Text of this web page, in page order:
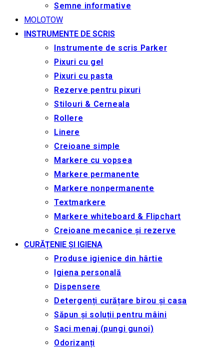
Semne informative
MOLOTOW
INSTRUMENTE DE SCRIS
Instrumente de scris Parker
Pixuri cu gel
Pixuri cu pasta
Rezerve pentru pixuri
Stilouri & Сerneala
Rollere
Linere
Creioane simple
Markere cu vopsea
Markere permanente
Markere nonpermanente
Textmarkere
Markere whiteboard & Flipchart
Creioane mecanice și rezerve
CURĂȚENIE ȘI IGIENA
Produse igienice din hârtie
Igiena personală
Dispensere
Detergenți curățare birou și casa
Săpun și soluții pentru mâini
Saci menaj (pungi gunoi)
Odorizanți